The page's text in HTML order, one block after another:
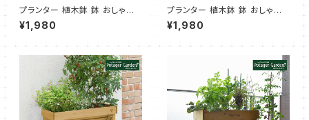
プランター 植木鉢 鉢 おしゃれ
（レリーフプランター 白 受皿付）
¥1,980
プランター 植木鉢 鉢 おしゃれ
（レリーフプランター 茶 受皿付）
¥1,980